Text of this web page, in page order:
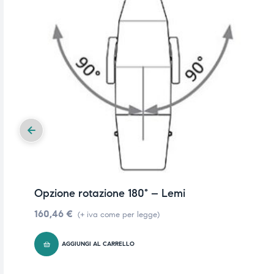
Opzione rotazione 180° – Lemi
160,46 € (+ iva come per legge)
AGGIUNGI AL CARRELLO